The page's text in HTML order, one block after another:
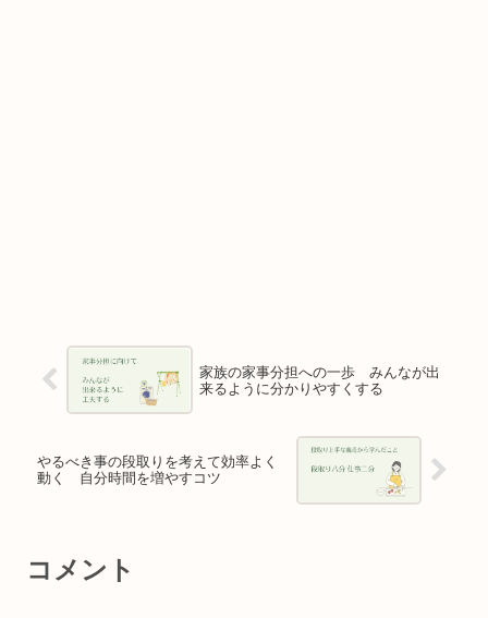
家族の家事分担への一歩 みんなが出
来るように分かりやすくする
やるべき事の段取りを考えて効率よく
動く 自分時間を増やすコツ
コメント